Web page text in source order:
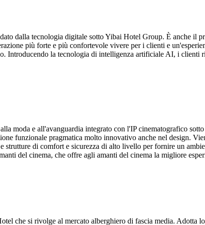
dalla tecnologia digitale sotto Yibai Hotel Group. È anche il
più forte e più confortevole vivere per i clienti e
Introducendo la tecnologia di intelligenza artificiale AI, i clienti
moda e all'avanguardia integrato con l'IP cinematografico
funzionale pragmatica molto innovativo anche nel design.
strutture di comfort e sicurezza di alto livello per fornire un
del cinema, che offre agli amanti del cinema la migliore
che si rivolge al mercato alberghiero di fascia media. Adotta